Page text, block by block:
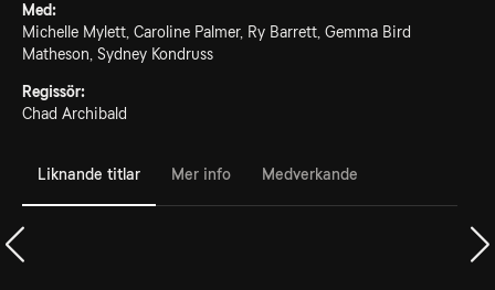
Med:
Michelle Mylett, Caroline Palmer, Ry Barrett, Gemma Bird
Matheson, Sydney Kondruss
Regissör:
Chad Archibald
Liknande titlar Mer info Medverkande